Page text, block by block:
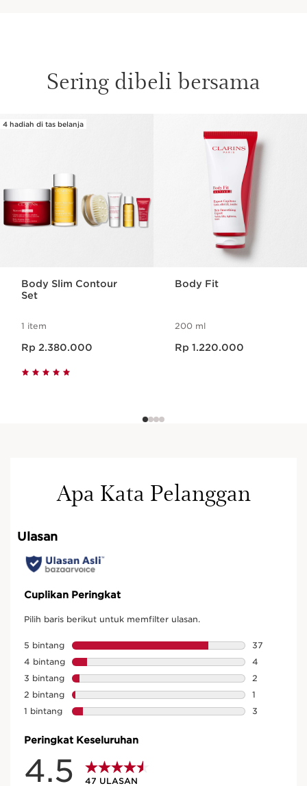
Sering dibeli bersama
SKIP SECTION CONTENT
4 hadiah di tas belanja
Body Slim Contour
Set
1 item
Rp 2.380.000
Body Fit
200 ml
Rp 1.220.000
Apa Kata Pelanggan